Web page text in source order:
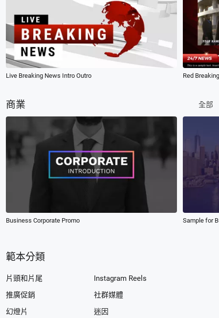
Live Breaking News Intro Outro Red
商業 全部
Business Corporate Promo Sample for
範本分類
片頭和片尾
推廣促銷
幻燈片
Instagram Reels
社群媒體
迷因